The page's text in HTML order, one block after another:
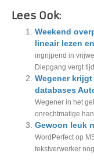
Lees Ook:
Weekend
lineair lezen
ingrijpend in
Diepgang vergt
Wegener
databases
Wegener in het
onrechtmatige
Gewoon leuk
WordPerfect op
tekstverwerker